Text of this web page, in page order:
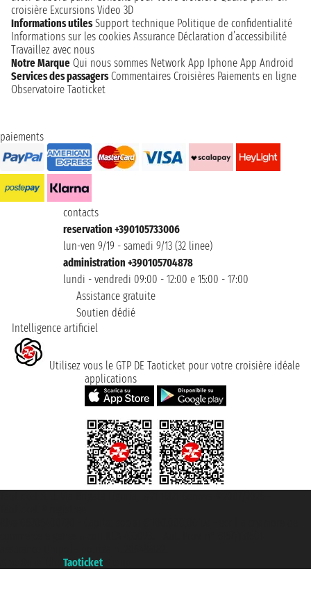
croisière Excursions Video 3D
Informations utiles Support technique Politique de confidentialité
Informations sur les cookies Assurance Déclaration d’accessibilité
Travaillez avec nous
Notre Marque Qui nous sommes Network App Iphone App Android
Services des passagers Commentaires Croisières Paiements en ligne
Observatoire Taoticket
paiements
contacts
reservation +390105733006
lun-ven 9/19 - samedi 9/13 (32 linee)
administration +390105704878
lundi - vendredi 09:00 - 12:00 e 15:00 - 17:00
Assistance gratuite
Soutien dédié
Intelligence artificiel
Utilisez vous le GTP DE Taoticket pour votre croisière idéale
applications
Taoticket